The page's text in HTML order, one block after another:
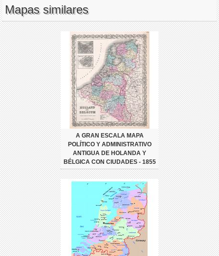
Mapas similares
A GRAN ESCALA MAPA
POLÍTICO Y ADMINISTRATIVO
ANTIGUA DE HOLANDA Y
BÉLGICA CON CIUDADES - 1855